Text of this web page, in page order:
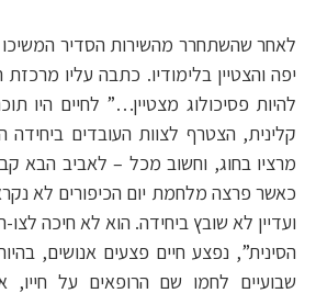
לאחר שהשתחרר מהשירות הסדיר המשיכו
יפה והצטיין בלימודיו. כתבה עליו
להיות פסיכולוג מצטיין…” לחיים היו
קלינית, הצטרף לצוות העובדים
מרציו בחוג, וחשוב מכל – לאביב הבא
כאשר פרצה מלחמת יום הכיפורים לא
ועדיין לא שובץ ביחידה. הוא לא חיכה
הסינית”, נפצע חיים פצעים אנושים,